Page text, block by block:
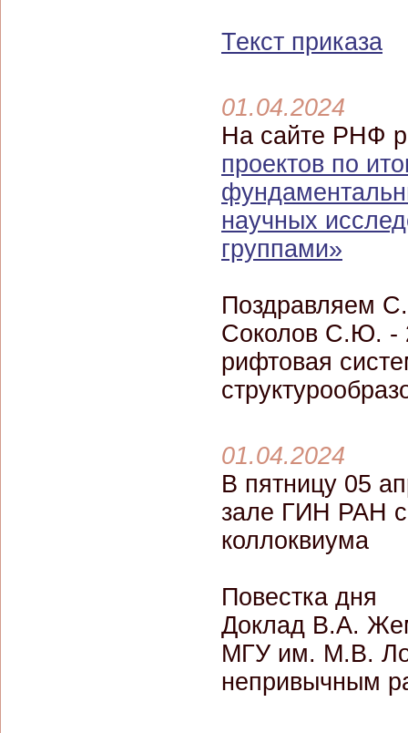
Текст приказа
01.04.2024
На сайте РНФ
проектов по
научных
группами»
Поздравляем
Соколов С.Ю. -
рифтовая
01.04.2024
В пятницу 05
зале ГИН РАН
коллоквиума
Повестка дня
Доклад В.А.
МГУ им. М.В.
непривычным